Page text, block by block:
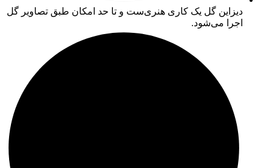
دیزاین گل یک کاری هنری‌ست و تا حد امکان طبق تصاویر گل
اجرا می‌شود.